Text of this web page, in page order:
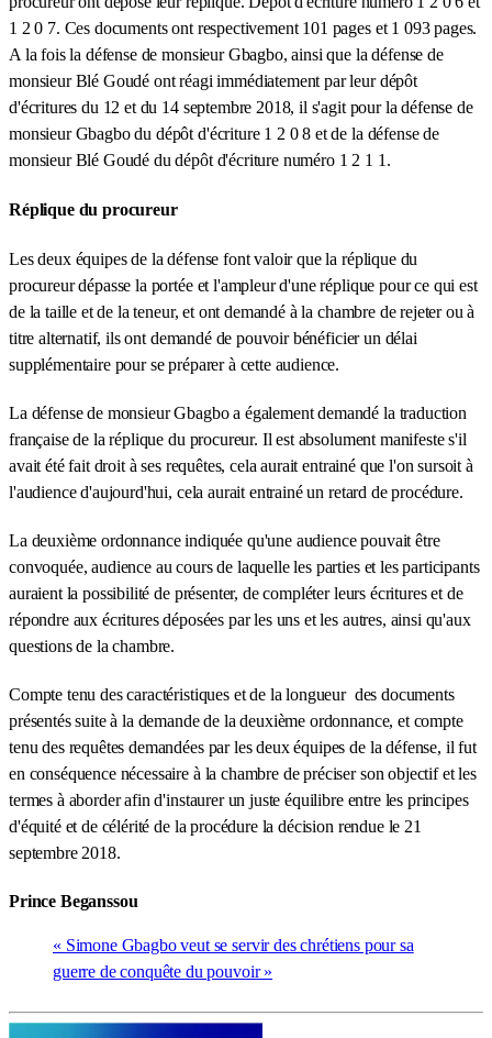
1 2 0 7. Ces documents ont respectivement 101 pages et 1 093 pages.
A la fois la défense de monsieur Gbagbo, ainsi que la défense de
monsieur Blé Goudé ont réagi immédiatement par leur dépôt
d'écritures du 12 et du 14 septembre 2018, il s'agit pour la défense de
monsieur Gbagbo du dépôt d'écriture 1 2 0 8 et de la défense de
monsieur Blé Goudé du dépôt d'écriture numéro 1 2 1 1.
Réplique du procureur
Les deux équipes de la défense font valoir que la réplique du
procureur dépasse la portée et l'ampleur d'une réplique pour ce qui est
de la taille et de la teneur, et ont demandé à la chambre de rejeter ou à
titre alternatif, ils ont demandé de pouvoir bénéficier un délai
supplémentaire pour se préparer à cette audience.
La défense de monsieur Gbagbo a également demandé la traduction
française de la réplique du procureur. Il est absolument manifeste s'il
avait été fait droit à ses requêtes, cela aurait entrainé que l'on sursoit à
l'audience d'aujourd'hui, cela aurait entrainé un retard de procédure.
La deuxième ordonnance indiquée qu'une audience pouvait être
convoquée, audience au cours de laquelle les parties et les participants
auraient la possibilité de présenter, de compléter leurs écritures et de
répondre aux écritures déposées par les uns et les autres, ainsi qu'aux
questions de la chambre.
Compte tenu des caractéristiques et de la longueur des documents
présentés suite à la demande de la deuxième ordonnance, et compte
tenu des requêtes demandées par les deux équipes de la défense, il fut
en conséquence nécessaire à la chambre de préciser son objectif et les
termes à aborder afin d'instaurer un juste équilibre entre les principes
d'équité et de célérité de la procédure la décision rendue le 21
septembre 2018.
Prince Beganssou
« Simone Gbagbo veut se servir des chrétiens pour sa
guerre de conquête du pouvoir »